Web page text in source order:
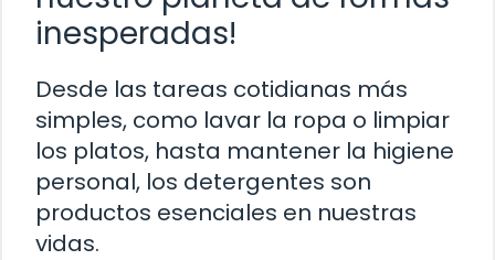
inesperadas!
Desde las tareas cotidianas más
simples, como lavar la ropa o limpiar
los platos, hasta mantener la higiene
personal, los detergentes son
productos esenciales en nuestras
vidas.